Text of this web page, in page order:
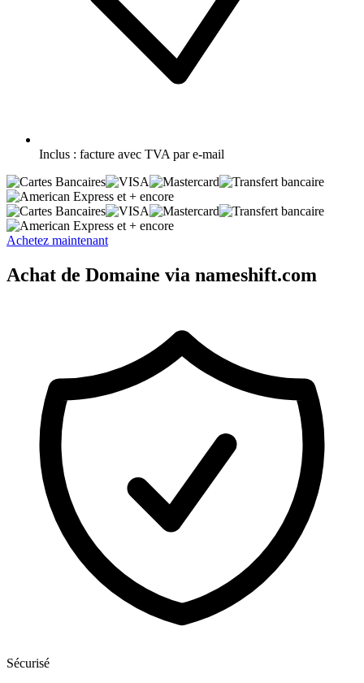
Inclus : facture avec TVA par e-mail
et + encore
et + encore
Achetez maintenant
Achat de Domaine via nameshift.com
Sécurisé